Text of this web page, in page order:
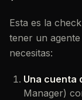
Esta es la
tener un
necesitas:
Una cuenta
Manager)